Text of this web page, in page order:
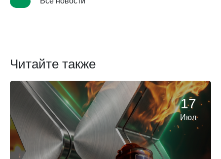
Читайте также
17
Июл